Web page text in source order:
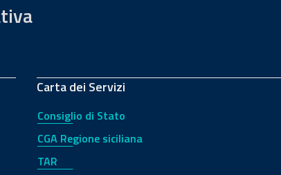
Carta dei Servizi
Consiglio di Stato
CGA Regione siciliana
TAR